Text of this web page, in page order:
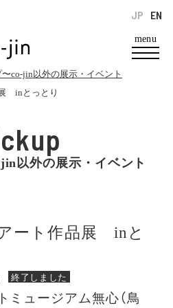
menu
EN
JP
co-jin以外の展示・イベント
inとっとり
以外の展示・イベント
ート作品展 inと
終了しました
ミュージアム無心（鳥